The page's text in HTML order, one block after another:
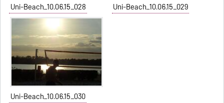
Uni-Beach_10.06.15_028 Uni-Beach_10.06.15_029
Uni-Beach_10.06.15_030